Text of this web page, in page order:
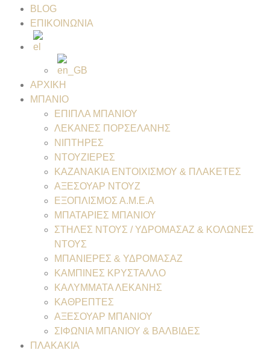
BLOG
ΕΠΙΚΟΙΝΩΝΙΑ
ΑΡΧΙΚΗ
ΜΠΑΝΙΟ
ΕΠΙΠΛΑ ΜΠΑΝΙΟΥ
ΛΕΚΑΝΕΣ ΠΟΡΣΕΛΑΝΗΣ
ΝΙΠΤΗΡΕΣ
ΝΤΟΥΖΙΕΡΕΣ
ΚΑΖΑΝΑΚΙΑ ΕΝΤΟΙΧΙΣΜΟΥ & ΠΛΑΚΕΤΕΣ
ΑΞΕΣΟΥΑΡ ΝΤΟΥΖ
ΕΞΟΠΛΙΣΜΟΣ Α.Μ.Ε.Α
ΜΠΑΤΑΡΙΕΣ ΜΠΑΝΙΟΥ
ΣΤΗΛΕΣ ΝΤΟΥΣ / ΥΔΡΟΜΑΣΑΖ & ΚΟΛΩΝΕΣ
ΝΤΟΥΣ
ΜΠΑΝΙΕΡΕΣ & ΥΔΡΟΜΑΣΑΖ
ΚΑΜΠΙΝΕΣ ΚΡΥΣΤΑΛΛΟ
ΚΑΛΥΜΜΑΤΑ ΛΕΚΑΝΗΣ
ΚΑΘΡΕΠΤΕΣ
ΑΞΕΣΟΥΑΡ ΜΠΑΝΙΟΥ
ΣΙΦΩΝΙΑ ΜΠΑΝΙΟΥ & ΒΑΛΒΙΔΕΣ
ΠΛΑΚΑΚΙΑ